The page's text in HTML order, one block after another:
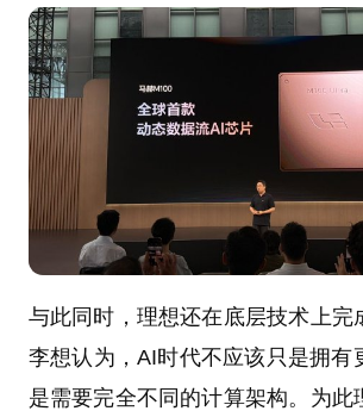
与此同时，理想还在底层技术上完
李想认为，AI时代不应该只是拥有
是需要完全不同的计算架构。为此